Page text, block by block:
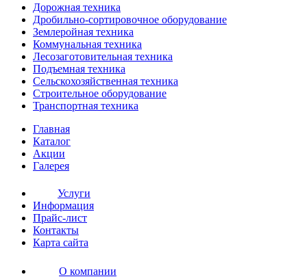
Дорожная техника
Дробильно-сортировочное оборудование
Землеройная техника
Коммунальная техника
Лесозаготовительная техника
Подъемная техника
Сельскохозяйственная техника
Строительное оборудование
Транспортная техника
Главная
Каталог
Акции
Галерея
Услуги
Информация
Прайс-лист
Контакты
Карта сайта
О компании